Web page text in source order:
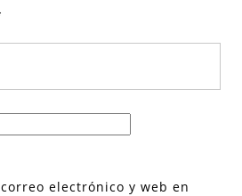
electrónico y web en